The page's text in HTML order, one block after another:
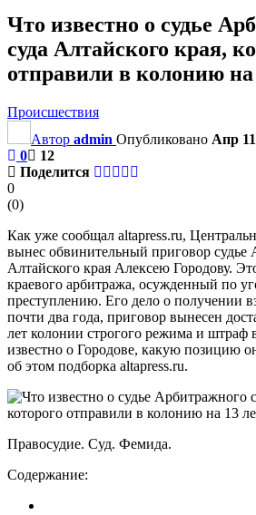
Что известно о судье
суда Алтайского края,
отправили в колонию на
Происшествия
Автор admin Опубликовано Апр
0
12
Поделится
0
(0)
Как уже сообщал altapress.ru,
вынес обвинительный приговор судье
Алтайского края Алексею Городову.
краевого арбитража, осужденный по
преступлению. Его дело о получении
почти два года, приговор вынесен
лет колонии строгого режима и штраф
известно о Городове, какую позицию
об этом подборка altapress.ru.
Правосудие. Суд. Фемида.
Содержание: